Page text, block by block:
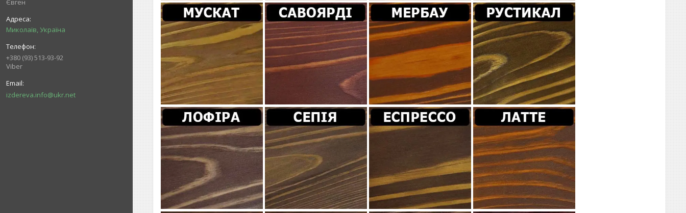
Євген
Миколаїв, Україна
+380 (93) 513-93-92
Viber
izdereva.info@ukr.net